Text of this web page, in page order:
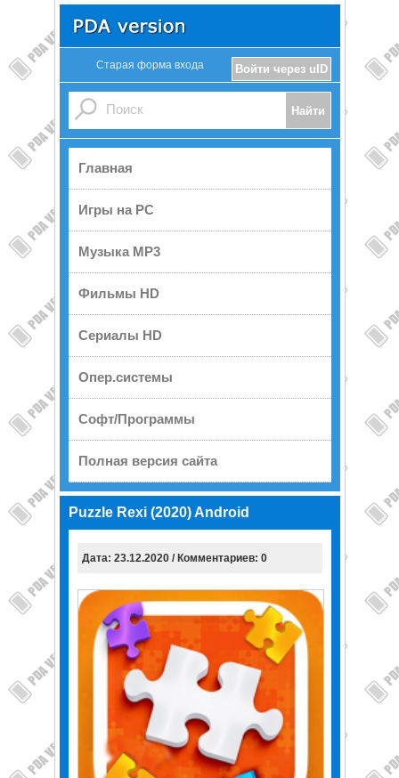
Войти через uID
Старая форма входа
Главная
Игры на PC
Музыка MP3
Фильмы HD
Сериалы HD
Опер.системы
Софт/Программы
Полная версия сайта
Puzzle Rexi (2020) Android
Дата: 23.12.2020 / Комментариев: 0